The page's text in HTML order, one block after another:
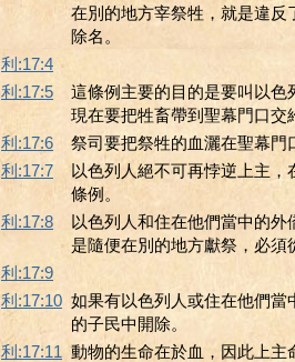
在別的地方宰祭牲，就是違
除名。
利:17:4
利:17:5
這條例主要的目的是要叫以
現在要把牲畜帶到聖幕門口交
利:17:6
祭司要把祭牲的血灑在聖幕
利:17:7
以色列人絕不可再悖逆上主
條例。
利:17:8
以色列人和住在他們當中的
是隨便在別的地方獻祭，必須
利:17:9
利:17:10 如果有以色列人或住在他們
的子民中開除。
利:17:11 動物的生命在於血，因此上